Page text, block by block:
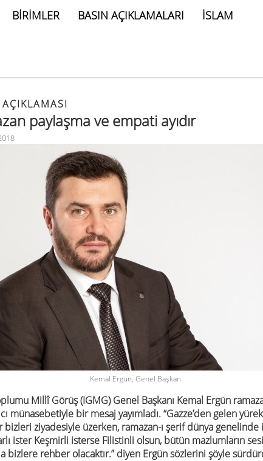
BİRİMLER BASIN AÇIKLAMALARI İSLAM
paylaşma ve empati ayıdır
Kemal Ergün, Genel Başkan
Millî Görüş (IGMG) Genel Başkanı Kemal Ergün
münasebetiyle bir mesaj yayımladı. “Gazze’den gelen yürek
bizleri ziyadesiyle üzerken, ramazan-ı şerif dünya genelinde
ister Keşmirli isterse Filistinli olsun, bütün mazlumların
bizlere rehber olacaktır.” diyen Ergün sözlerini şöyle